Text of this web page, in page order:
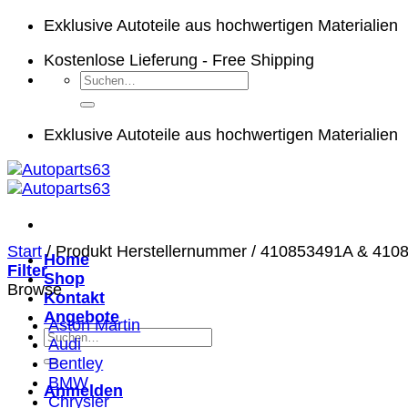
Zum
springen
Exklusive Autoteile aus hochwertigen Materialien
Kostenlose Lieferung - Free Shipping
Suchen
nach:
Exklusive Autoteile aus hochwertigen Materialien
Home
Shop
Kontakt
Angebote
Suchen
nach:
Anmelden
Start /Produkt Herstellernummer / 410853491A &
Filter
Browse
Aston Martin
Audi
Bentley
BMW
Chrysler